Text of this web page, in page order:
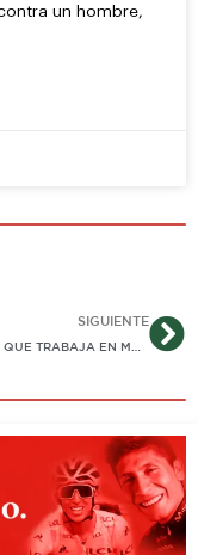
un hombre,
SIGUIENTE
MANICEÑA QUE TRABAJA EN MODALIDAD «GOTA-A-GOTA» EN MÉXICO, FUE ACRIBILLADA A BALAZOS EN CALLES DE CANCÚN